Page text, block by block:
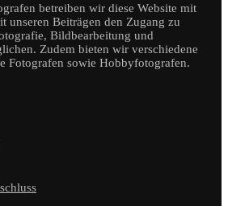
betreiben wir diese Website mit
unseren Beiträgen den Zugang zu
Bildbearbeitung und
Zudem bieten wir verschiedene
Fotografen sowie Hobbyfotografen.